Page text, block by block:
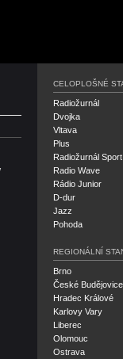
CELOPLOŠNÉ
Radiožurnál
Dvojka
Vltava
Plus
Radiožurnál Sport
Radio Wave
Rádio Junior
D-dur
Jazz
Pohoda
REGIONÁLNÍ
Brno
České Budějovice
Hradec Králové
Karlovy Vary
Liberec
Olomouc
Ostrava